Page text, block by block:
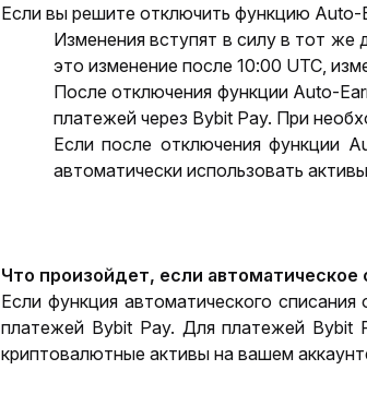
Если вы решите отключить функцию
Изменения вступят в силу в тот же
это изменение после 10:00 UTC,
После отключения функции Auto-
платежей через Bybit Pay. При
Если после отключения функции
автоматически использовать
Что произойдет, если автоматическое
Если функция автоматического
платежей Bybit Pay. Для платежей Bybit
криптовалютные активы на вашем